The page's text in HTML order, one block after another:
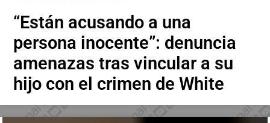
“Están acusando a una
persona inocente”: denuncia
amenazas tras vincular a su
hijo con el crimen de White